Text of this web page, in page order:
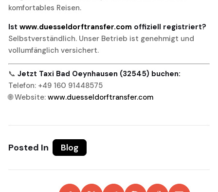
komfortables Reisen.
Ist www.duesseldorftransfer.com offiziell registriert?
Selbstverständlich. Unser Betrieb ist genehmigt und
vollumfänglich versichert.
📞 Jetzt Taxi Bad Oeynhausen (32545) buchen:
Telefon: +49 160 91448575
🌐 Website: www.duesseldorftransfer.com
Posted In Blog